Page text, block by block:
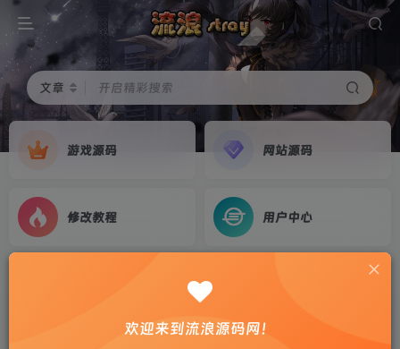
文章 开启精彩搜索
游戏源码 网站源码
修改教程 用户中心
权服务端(修复版)+装备升星+锻造+天赋+图鉴+双
欢迎来到流浪源码网！